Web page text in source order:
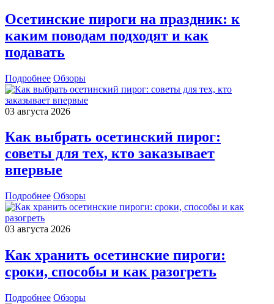
Осетинские пироги на праздник: к
каким поводам подходят и как
подавать
Подробнее Обзоры
03 августа 2026
Как выбрать осетинский пирог:
советы для тех, кто заказывает
впервые
Подробнее Обзоры
03 августа 2026
Как хранить осетинские пироги:
сроки, способы и как разогреть
Подробнее Обзоры